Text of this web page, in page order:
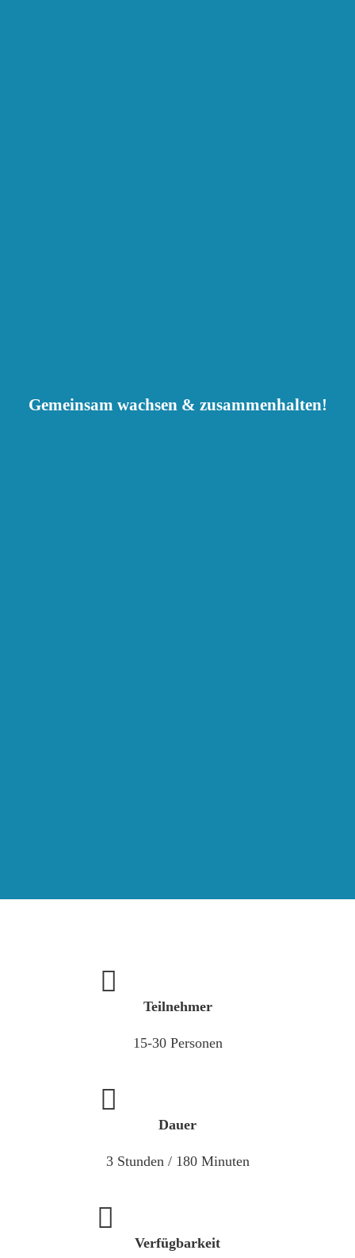
Gemeinsam wachsen & zusammenhalten!
Teilnehmer
15-30 Personen
Dauer
3 Stunden / 180 Minuten
Verfügbarkeit